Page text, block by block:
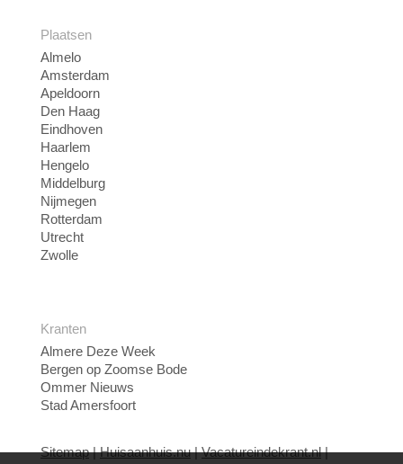
Plaatsen
Almelo
Amsterdam
Apeldoorn
Den Haag
Eindhoven
Haarlem
Hengelo
Middelburg
Nijmegen
Rotterdam
Utrecht
Zwolle
Kranten
Almere Deze Week
Bergen op Zoomse Bode
Ommer Nieuws
Stad Amersfoort
Sitemap|Huisaanhuis.nu|Vacatureindekrant.nl|